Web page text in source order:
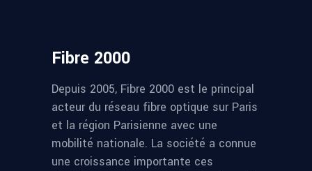
Fibre 2000
Depuis 2005, Fibre 2000 est le principal
acteur du réseau fibre optique sur Paris
et la région Parisienne avec une
mobilité nationale. La société a connue
une croissance importante ces